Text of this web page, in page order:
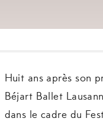
Huit ans après son
Béjart Ballet
dans le cadre du